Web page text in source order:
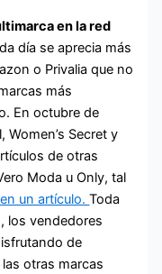
en la red
día se aprecia más
o Privalia que no
más
En octubre de
Secret y
de otras
Moda u Only, tal
un artículo.Toda
los vendedores
de
otras marcas